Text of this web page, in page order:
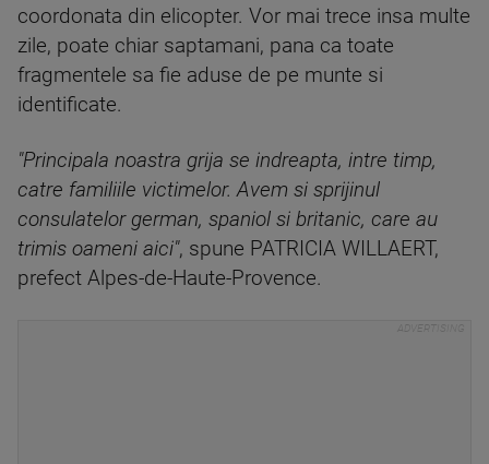
coordonata din elicopter. Vor mai trece insa multe
zile, poate chiar saptamani, pana ca toate
fragmentele sa fie aduse de pe munte si
identificate.
"Principala noastra grija se indreapta, intre timp,
catre familiile victimelor. Avem si sprijinul
consulatelor german, spaniol si britanic, care au
trimis oameni aici", spune PATRICIA WILLAERT,
prefect Alpes-de-Haute-Provence.